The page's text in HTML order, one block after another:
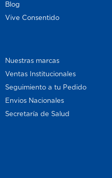
Blog
Vive Consentido
Nuestras marcas
Ventas Institucionales
Seguimiento a tu Pedido
Envios Nacionales
Secretaría de Salud